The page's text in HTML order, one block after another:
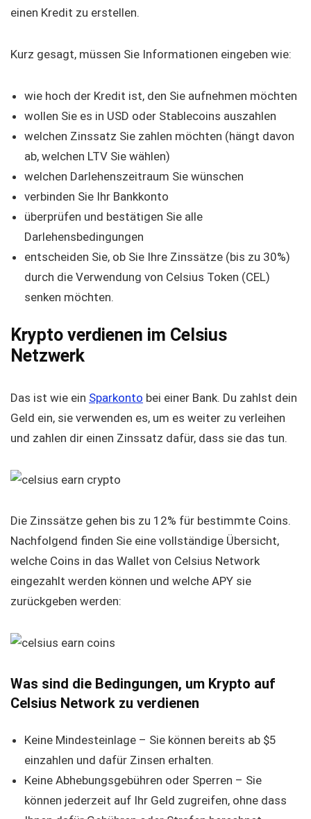
einen Kredit zu erstellen.
Kurz gesagt, müssen Sie Informationen eingeben wie:
wie hoch der Kredit ist, den Sie aufnehmen möchten
wollen Sie es in USD oder Stablecoins auszahlen
welchen Zinssatz Sie zahlen möchten (hängt davon
ab, welchen LTV Sie wählen)
welchen Darlehenszeitraum Sie wünschen
verbinden Sie Ihr Bankkonto
überprüfen und bestätigen Sie alle
Darlehensbedingungen
entscheiden Sie, ob Sie Ihre Zinssätze (bis zu 30%)
durch die Verwendung von Celsius Token (CEL)
senken möchten.
Krypto verdienen im Celsius
Netzwerk
Das ist wie ein Sparkonto bei einer Bank. Du zahlst dein
Geld ein, sie verwenden es, um es weiter zu verleihen
und zahlen dir einen Zinssatz dafür, dass sie das tun.
Die Zinssätze gehen bis zu 12% für bestimmte Coins.
Nachfolgend finden Sie eine vollständige Übersicht,
welche Coins in das Wallet von Celsius Network
eingezahlt werden können und welche APY sie
zurückgeben werden:
Was sind die Bedingungen, um Krypto auf
Celsius Network zu verdienen
Keine Mindesteinlage – Sie können bereits ab $5
einzahlen und dafür Zinsen erhalten.
Keine Abhebungsgebühren oder Sperren – Sie
können jederzeit auf Ihr Geld zugreifen, ohne dass